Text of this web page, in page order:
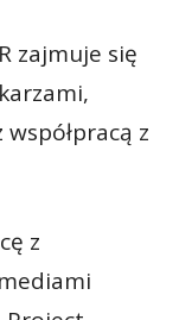
zajmuje się
z
z